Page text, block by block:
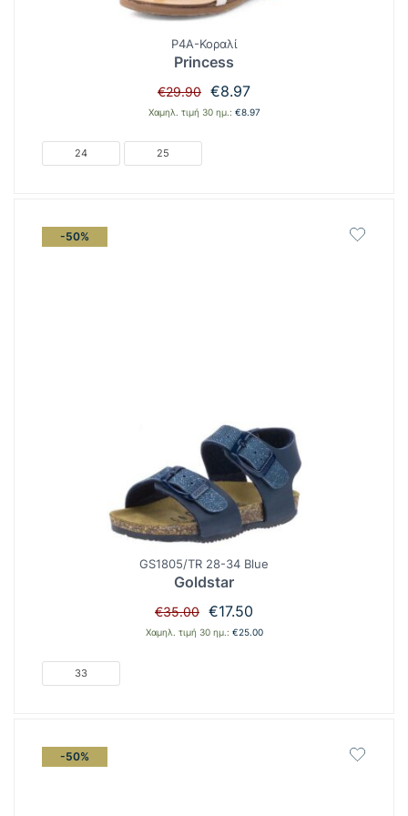
P4A-Κοραλί
Princess
€29.90 Original
price
€8.97Η
τρέχουσα
Χαμηλ. τιμή 30 ημ.: €8.97
24 25
-50%
GS1805/TR 28-34 Blue
Goldstar
€35.00 Original
price
€17.50
τρέχουσα
Χαμηλ. τιμή 30 ημ.: €25.00
33
-50%